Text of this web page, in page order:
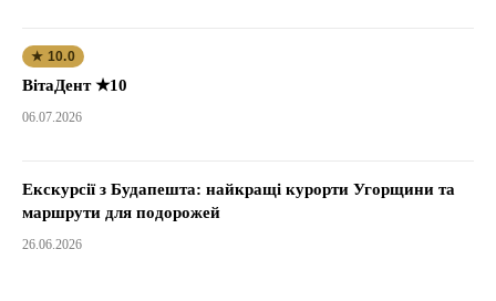
★ 10.0
ВітаДент ★10
06.07.2026
Екскурсії з Будапешта: найкращі курорти Угорщини та
маршрути для подорожей
26.06.2026